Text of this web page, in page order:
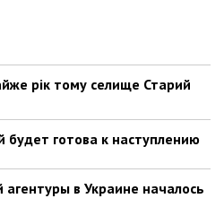
рік тому селище Старий
будет готова к наступлению
в Украине началось